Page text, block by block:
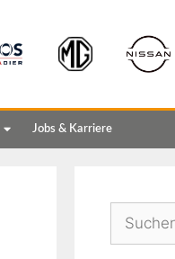
Jobs & Karriere